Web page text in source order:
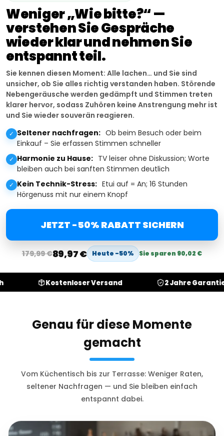
Weniger „Wie bitte?“ —
verstehen Sie Gespräche
wieder klar und nehmen Sie
entspannt teil.
Sie kennen diesen Moment: Alle lachen… und Sie sind
unsicher, ob Sie alles richtig verstanden haben. Störende
Nebengeräusche werden gedämpft und Stimmen treten
klarer hervor, sodass Zuhören keine Anstrengung mehr ist
und Sie wieder souverän reagieren.
✓ Seltener nachfragen: Ob beim Besuch oder beim
Einkauf – Sie erfassen Stimmen schneller
✓ Harmonie zu Hause: TV leiser ohne Diskussion; Worte
bleiben auch bei sanften Stimmen deutlich
✓ Kein Technik-Stress: Etui auf = An; 16 Stunden
Hörgenuss mit nur einem Knopf
JETZT -50% RABATT SICHERN
179,99 €89,97 € Heute -50% Sie sparen 90,02 €
Kostenloser Versand 2 Jahre Garantie
Genau für diese Momente
gemacht
Vom Küchentisch bis zur Terrasse: Weniger Raten,
seltener Nachfragen — und Sie bleiben einfach
entspannt dabei.